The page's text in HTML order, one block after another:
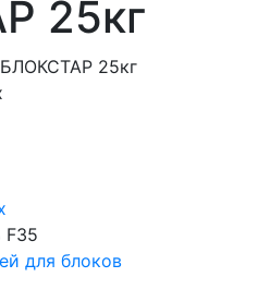
25кг
F35
для блоков